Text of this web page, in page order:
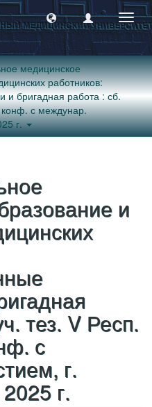
медицинское
работников:
и бригадная работа : сб.
конф. с междунар.
г.
и
тез. V Респ.
с
г.
г.